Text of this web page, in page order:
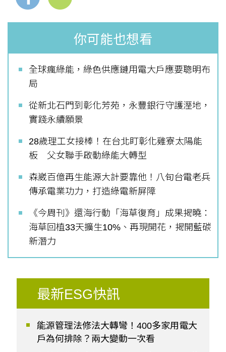
你可能也想看
全球瘋綠能，綠色供應鏈用電大戶應要聰明布
局
從新北石門到彰化芳苑，永豐銀行守護溼地，
實踐永續願景
28歲理工女接棒！在台北盯彰化雞寮太陽能
板 父女聯手啟動綠能大轉型
森崴百億再生能源大計要靠他！八旬台電老兵
傳承電業功力，打造綠電新屏障
《今周刊》還海行動「海草復育」成果揭曉：
海草回植33天擴生10%、再現開花，揭開藍碳
新潛力
最新ESG快訊
能源管理法修法大轉彎！400多家用電大
戶為何排除？兩大變動一次看